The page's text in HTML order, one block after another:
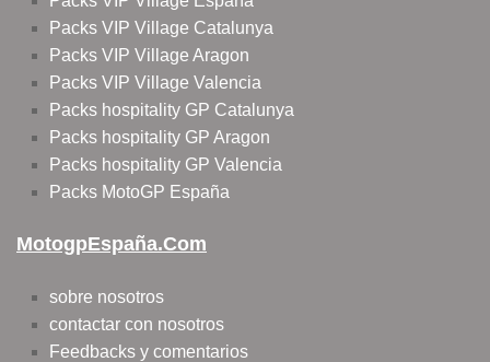
Packs VIP Village Catalunya
Packs VIP Village Aragon
Packs VIP Village Valencia
Packs hospitality GP Catalunya
Packs hospitality GP Aragon
Packs hospitality GP Valencia
Packs MotoGP España
MotogpEspaña.com
sobre nosotros
contactar con nosotros
Feedbacks y comentarios